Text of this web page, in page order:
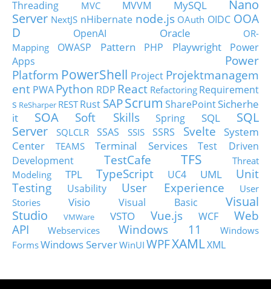
Threading
MVC MVVM MySQL
Nano
Server NextJS nHibernate node.js OAuth OIDC OOA
D
OpenAI Oracle
OR-
Mapping
OWASP Pattern PHP Playwright
Power
Apps
Power
Platform PowerShell Project Projektmanagem
ent PWA Python RDP React Refactoring Requirement
s ReSharper RESTRust SAPScrum SharePointSicherhe
it
SOA Soft Skills Spring SQL
SQL
Server
SQLCLR SSAS SSIS SSRS Svelte
System
Center
TEAMS Terminal Services
Test Driven
Development
TestCafe TFS
Threat
Modeling
TPL TypeScript UC4 UML
Unit
Testing
Usability User Experience
User
Stories
Visio Visual Basic
Visual
Studio
VMWare VSTO Vue.js WCF
Web
API
Webservices Windows 11
Windows
FormsWindows ServerWinUI WPFXAMLXML